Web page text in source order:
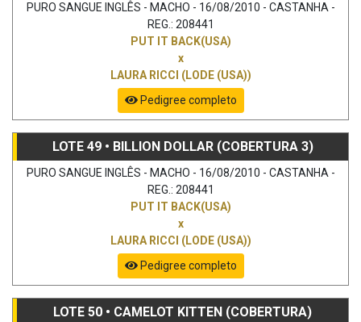
PURO SANGUE INGLÊS - MACHO - 16/08/2010 - CASTANHA -
REG.: 208441
PUT IT BACK(USA)
x
LAURA RICCI (LODE (USA))
Pedigree completo
LOTE 49 • BILLION DOLLAR (COBERTURA 3)
PURO SANGUE INGLÊS - MACHO - 16/08/2010 - CASTANHA -
REG.: 208441
PUT IT BACK(USA)
x
LAURA RICCI (LODE (USA))
Pedigree completo
LOTE 50 • CAMELOT KITTEN (COBERTURA)